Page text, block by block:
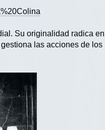
Su originalidad radica
las acciones de los